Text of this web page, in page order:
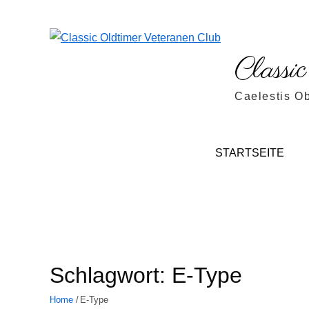
Caelestis
STARTSEITE
Schlagwort: E-Type
Home E-Type